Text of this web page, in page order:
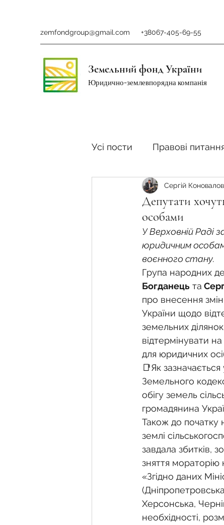
zemfondgroup@gmail.com +38067-405-69-55
Земельний фонд України
Юридично-землевпорядна компанія
Усі пости Правові
Ринок землі Податки
Фермерське
Новини земельного
Нормативно-грошова
Сервітут Державна
Загальні правові питання
Депутати
особами
Сергій Коновалов
У Верховній Раді
юридичним особам
воєнного стану.
Група народних
Богданець та
про внесення
України щодо
земельних
відтермінувати
для юридичних
📑Як
Земельного
обігу земель
громадянина
Також до початку
землі
завдала збитків,
зняття
«Згідно даних
Херсонська,
необхідності,